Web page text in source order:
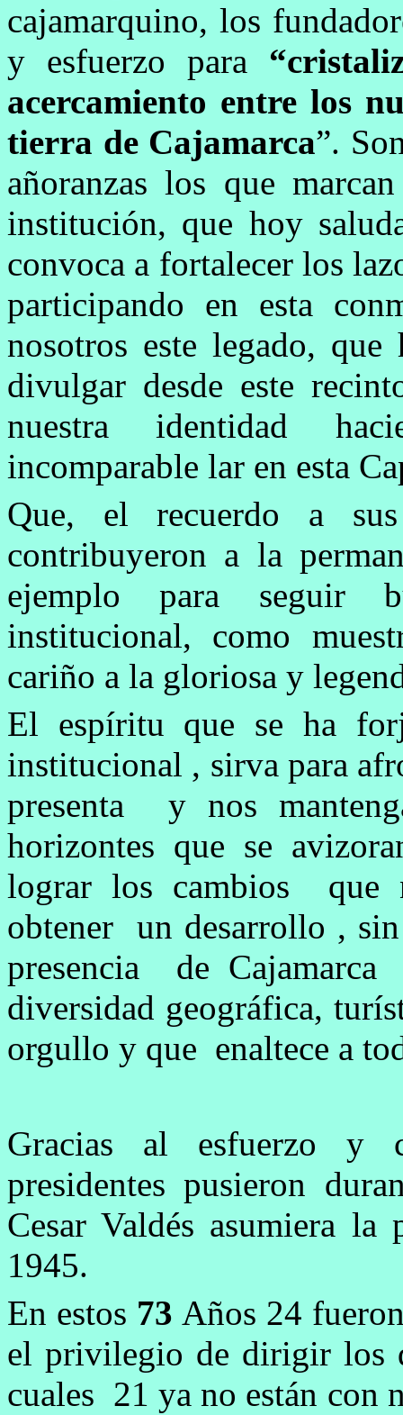
cajamarquino, los
y esfuerzo para
acercamiento entre los
tierra de Cajamarca”.
añoranzas los que
institución, que hoy
convoca a fortalecer los
participando en esta
nosotros este legado,
divulgar desde este
nuestra identidad
incomparable lar en esta
Que, el recuerdo a
contribuyeron a la
ejemplo para seguir
institucional, como
cariño a la gloriosa y
El espíritu que se ha
institucional , sirva para
presenta y nos
horizontes que se
lograr los cambios que
obtener un desarrollo ,
presencia de
diversidad geográfica,
orgullo y que enaltece a
Gracias al esfuerzo y
presidentes pusieron
Cesar Valdés asumiera
1945.
En estos 73 Años 24
el privilegio de dirigir los
cuales 21 ya no están con